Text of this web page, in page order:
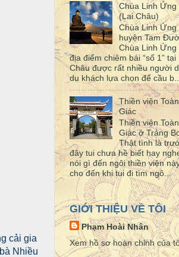
cải gia
Nhiều
Chùa Linh Ứng
(Lai Châu)
Chùa Linh Ứng
huyện Tam
Chùa Linh Ứng
địa điểm chiêm bái “số 1” tại
Châu được rất nhiều người
du khách lựa chọn để cầu
Thiền viện Toàn
Giác
Thiền viện Toàn
Giác ở Trảng
Thật tình là
đây tui chưa hề biết hay
nói gì đến ngôi thiền viện
cho đến khi tui đi tìm ngô...
GIỚI THIỆU VỀ TÔI
Phạm Hoài Nhân
Xem hồ sơ hoàn chỉnh của